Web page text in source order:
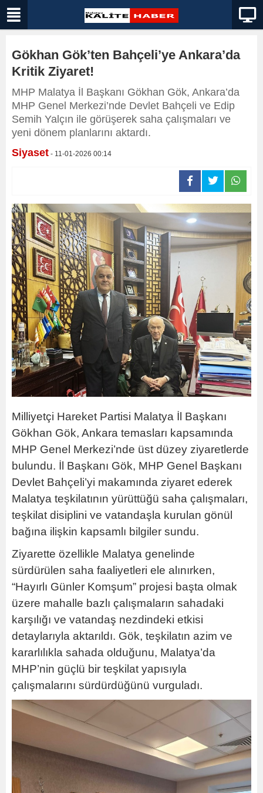
Gökhan Gök’ten Bahçeli’ye Ankara’da
Kritik Ziyaret!
MHP Malatya İl Başkanı Gökhan Gök, Ankara’da
MHP Genel Merkezi’nde Devlet Bahçeli ve Edip
Semih Yalçın ile görüşerek saha çalışmaları ve
yeni dönem planlarını aktardı.
Siyaset - 11-01-2026 00:14
Milliyetçi Hareket Partisi Malatya İl Başkanı
Gökhan Gök, Ankara temasları kapsamında
MHP Genel Merkezi’nde üst düzey ziyaretlerde
bulundu. İl Başkanı Gök, MHP Genel Başkanı
Devlet Bahçeli’yi makamında ziyaret ederek
Malatya teşkilatının yürüttüğü saha çalışmaları,
teşkilat disiplini ve vatandaşla kurulan gönül
bağına ilişkin kapsamlı bilgiler sundu.
Ziyarette özellikle Malatya genelinde
sürdürülen saha faaliyetleri ele alınırken,
“Hayırlı Günler Komşum” projesi başta olmak
üzere mahalle bazlı çalışmaların sahadaki
karşılığı ve vatandaş nezdindeki etkisi
detaylarıyla aktarıldı. Gök, teşkilatın azim ve
kararlılıkla sahada olduğunu, Malatya’da
MHP’nin güçlü bir teşkilat yapısıyla
çalışmalarını sürdürdüğünü vurguladı.